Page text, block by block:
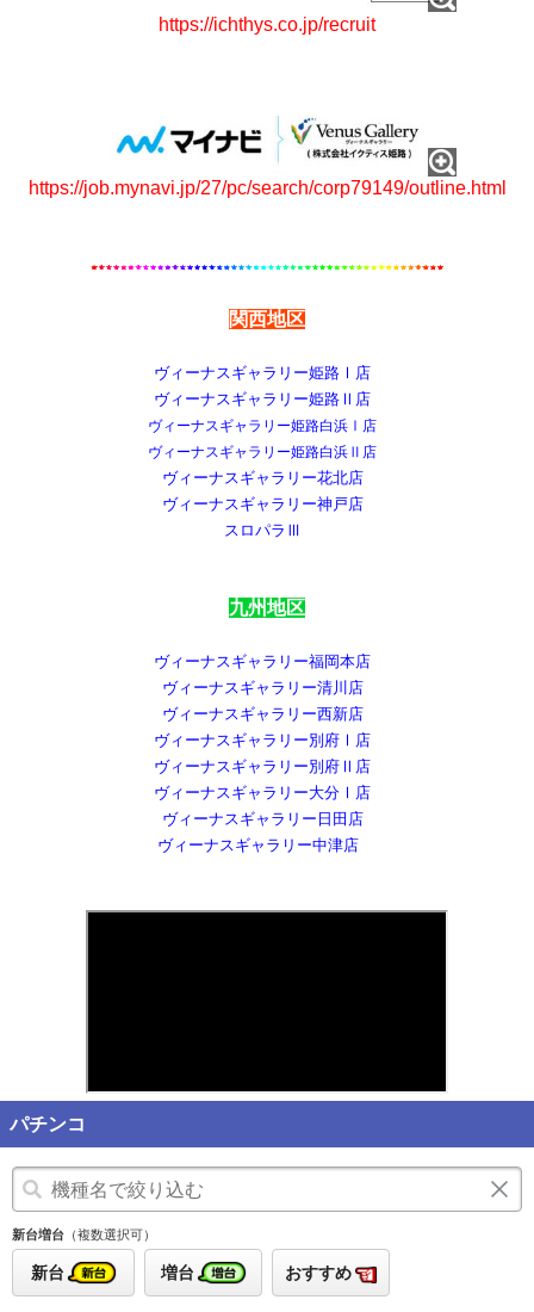
https://ichthys.co.jp/recruit
https://job.mynavi.jp/27/pc/search/corp79149/outline.html
関西地区
ヴィーナスギャラリー姫路Ⅰ店
ヴィーナスギャラリー姫路Ⅱ店
ヴィーナスギャラリー姫路白浜Ⅰ店
ヴィーナスギャラリー姫路白浜Ⅱ店
ヴィーナスギャラリー花北店
ヴィーナスギャラリー神戸店
スロパラⅢ
九州地区
ヴィーナスギャラリー福岡本店
ヴィーナスギャラリー清川店
ヴィーナスギャラリー西新店
ヴィーナスギャラリー別府Ⅰ店
ヴィーナスギャラリー別府Ⅱ店
ヴィーナスギャラリー大分Ⅰ店
ヴィーナスギャラリー日田店
ヴィーナスギャラリー中津店
パチンコ
新台増台 （複数選択可）
新台 増台 おすすめ